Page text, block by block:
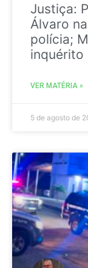
Justiça:
Álvaro
polícia;
inquérito
VER MATÉRIA »
5 de agosto de